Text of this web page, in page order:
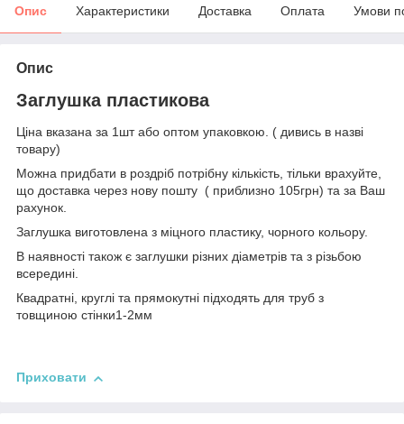
Опис Характеристики Доставка Оплата Умови
Опис
Заглушка пластикова
Ціна вказана за 1шт або оптом упаковкою. ( дивись в назві
товару)
Можна придбати в роздріб потрібну кількість, тільки врахуйте,
що доставка через нову пошту ( приблизно 105грн) та за Ваш
рахунок.
Заглушка виготовлена з міцного пластику, чорного кольору.
В наявності також є заглушки різних діаметрів та з різьбою
всередині.
Квадратні, круглі та прямокутні підходять для труб з
товщиною стінки1-2мм
Приховати